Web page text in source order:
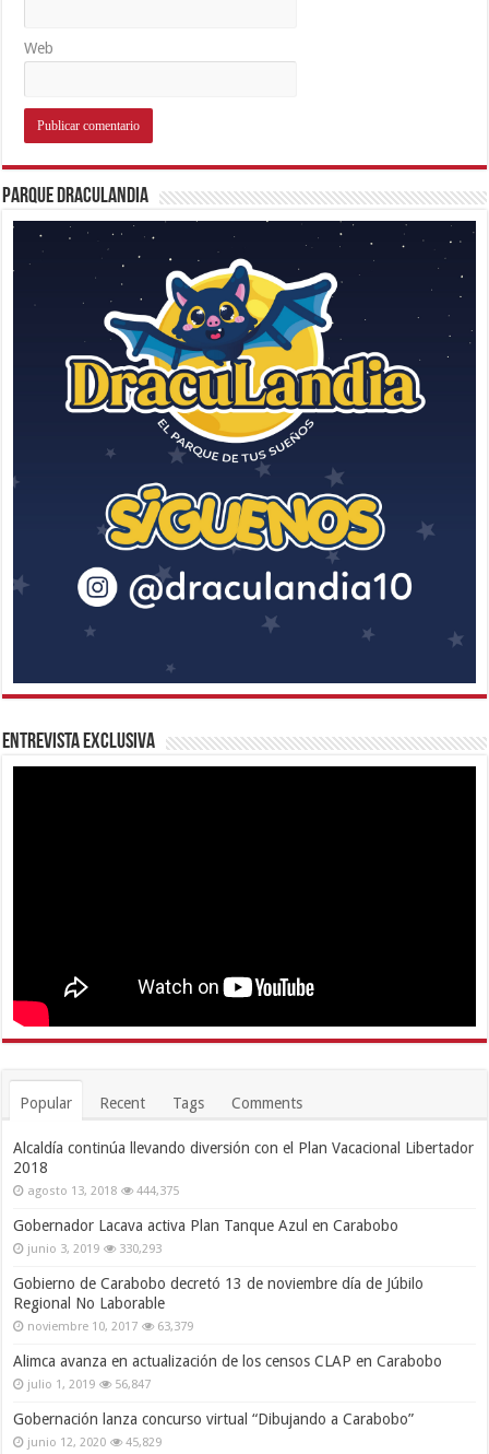
Web
Parque Draculandia
Entrevista Exclusiva
Popular Recent Tags Comments
Alcaldía continúa llevando diversión con el Plan Vacacional Libertador
2018
agosto 13, 2018 444,375
Gobernador Lacava activa Plan Tanque Azul en Carabobo
junio 3, 2019 330,293
Gobierno de Carabobo decretó 13 de noviembre día de Júbilo
Regional No Laborable
noviembre 10, 2017 63,379
Alimca avanza en actualización de los censos CLAP en Carabobo
julio 1, 2019 56,847
Gobernación lanza concurso virtual “Dibujando a Carabobo”
junio 12, 2020 45,829